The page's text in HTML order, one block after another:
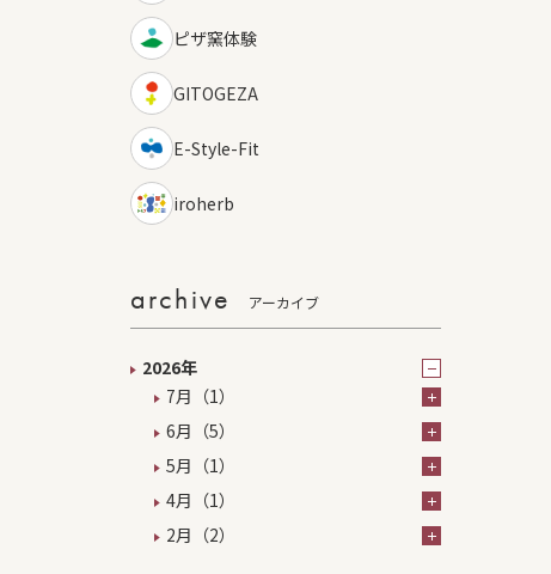
ピザ窯体験
GITOGEZA
E-Style-Fit
iroherb
archive アーカイブ
2026年
7月（1）
6月（5）
5月（1）
4月（1）
2月（2）